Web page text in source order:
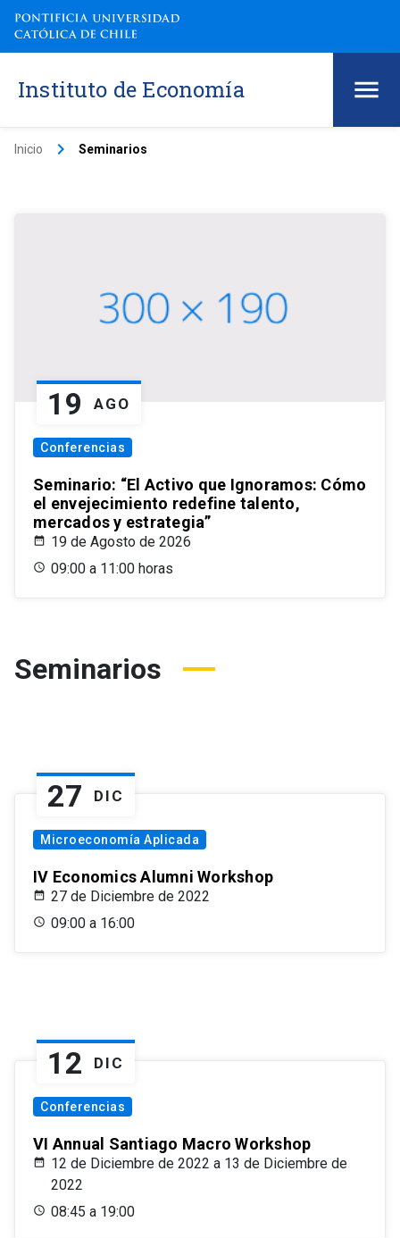
Instituto de Economía
Inicio keyboard_arrow_right Seminarios
19 AGO
Conferencias
Seminario: “El Activo que Ignoramos: Cómo
el envejecimiento redefine talento,
mercados y estrategia”
19 de Agosto de 2026
09:00 a 11:00 horas
Seminarios
27 DIC
Microeconomía Aplicada
IV Economics Alumni Workshop
27 de Diciembre de 2022
09:00 a 16:00
12 DIC
Conferencias
VI Annual Santiago Macro Workshop
12 de Diciembre de 2022 a 13 de Diciembre de
2022
08:45 a 19:00